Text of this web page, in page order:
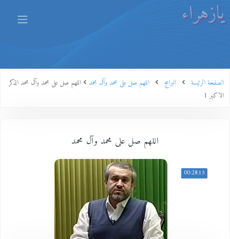
يازهراء
الصفحة الرئيسة البرامج اللهم صل على محمد وآل محمد اللهم صل على محمد وآل محمد الذكر
الاكبر 1
اللهم صل على محمد وآل محمد
00:28:15